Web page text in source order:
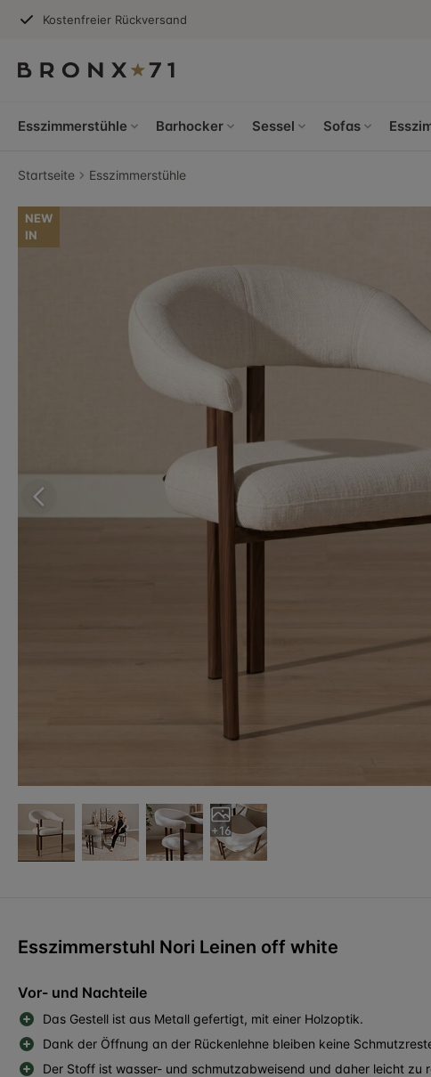
Kostenfreier Rückversand
Esszimmerstühle Barhocker Sessel Sofas
Startseite Esszimmerstühle
NEW
IN
+16
Esszimmerstuhl Nori Leinen off white
Vor- und Nachteile
Das Gestell ist aus Metall gefertigt, mit einer Holzoptik.
Dank der Öffnung an der Rückenlehne bleiben keine
Der Stoff ist wasser- und schmutzabweisend und daher leicht zu